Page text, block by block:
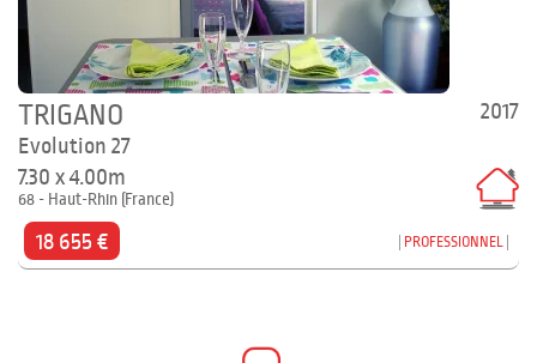
2017
TRIGANO
Evolution 27
7.30 x 4.00m
68 - Haut-Rhin (France)
18 655 € PROFESSIONNEL